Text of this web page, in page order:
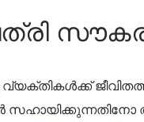
വ്യക്തികൾക്ക്
സഹായിക്കുന്നതിനോ